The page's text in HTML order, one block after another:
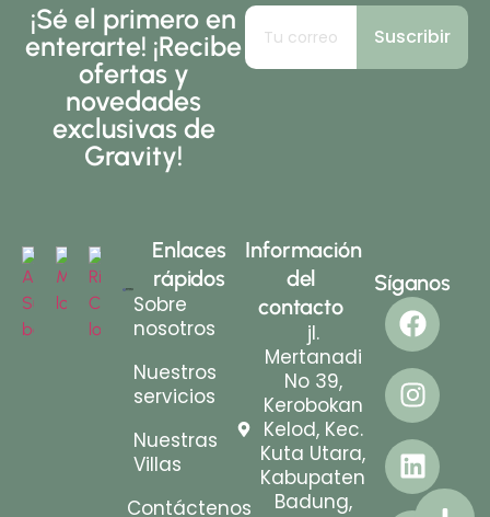
¡Sé el primero en
enterarte! ¡Recibe
ofertas y
novedades
exclusivas de
Gravity!
Suscribir
Enlaces
rápidos
Sobre
nosotros
Nuestros
servicios
Nuestras
Villas
Contáctenos
Información
del
contacto
jl.
Mertanadi
No 39,
Kerobokan
Kelod, Kec.
Kuta Utara,
Kabupaten
Badung,
Síganos